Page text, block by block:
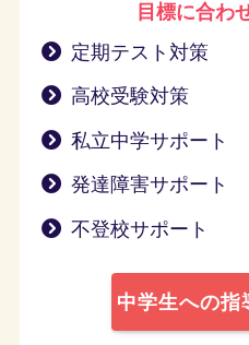
目標に合わ
定期テスト対策
高校受験対策
私立中学サポート
発達障害サポート
不登校サポート
中学生への指